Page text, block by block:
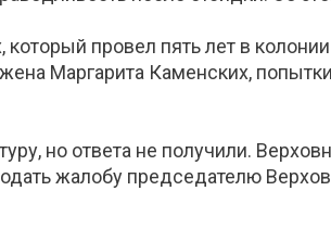
провел пять лет в
Маргарита Каменских,
но ответа не получили.
жалобу председателю